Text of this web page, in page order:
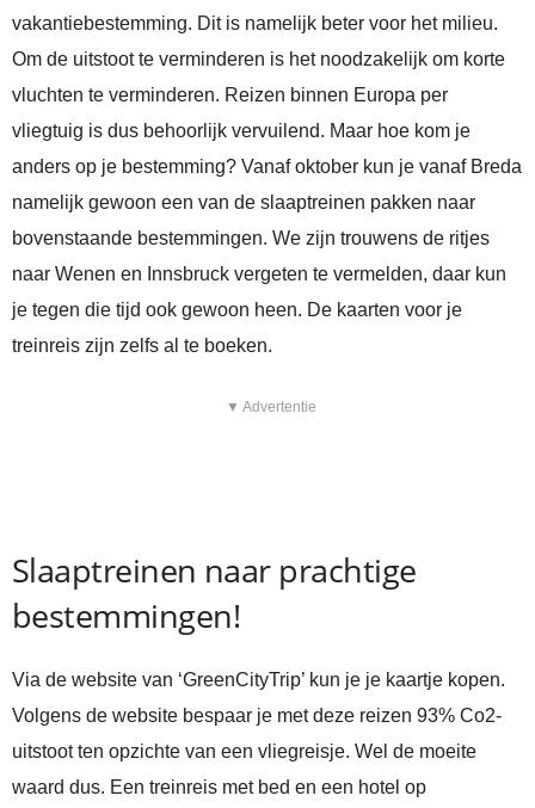
vakantiebestemming. Dit is namelijk beter voor het milieu.
Om de uitstoot te verminderen is het noodzakelijk om korte
vluchten te verminderen. Reizen binnen Europa per
vliegtuig is dus behoorlijk vervuilend. Maar hoe kom je
anders op je bestemming? Vanaf oktober kun je vanaf Breda
namelijk gewoon een van de slaaptreinen pakken naar
bovenstaande bestemmingen. We zijn trouwens de ritjes
naar Wenen en Innsbruck vergeten te vermelden, daar kun
je tegen die tijd ook gewoon heen. De kaarten voor je
treinreis zijn zelfs al te boeken.
▼ Advertentie
Slaaptreinen naar prachtige
bestemmingen!
Via de website van ‘GreenCityTrip’ kun je je kaartje kopen.
Volgens de website bespaar je met deze reizen 93% Co2-
uitstoot ten opzichte van een vliegreisje. Wel de moeite
waard dus. Een treinreis met bed en een hotel op